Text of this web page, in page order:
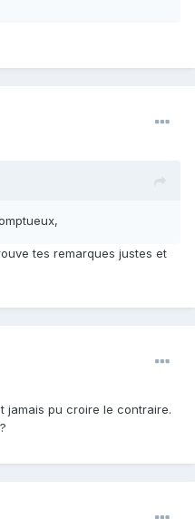
tes remarques justes et
jamais pu croire le contraire.